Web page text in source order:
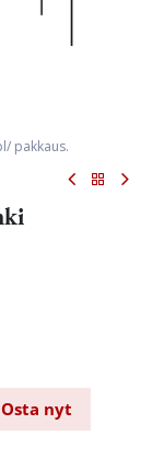
pakkaus.
Osta nyt